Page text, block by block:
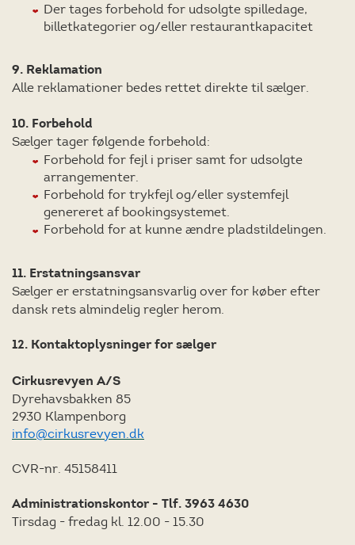
Der tages forbehold for udsolgte spilledage,
billetkategorier og/eller restaurantkapacitet
9. Reklamation
Alle reklamationer bedes rettet direkte til sælger.
10. Forbehold
Sælger tager følgende forbehold:
Forbehold for fejl i priser samt for udsolgte
arrangementer.
Forbehold for trykfejl og/eller systemfejl
genereret af bookingsystemet.
Forbehold for at kunne ændre pladstildelingen.
11. Erstatningsansvar
Sælger er erstatningsansvarlig over for køber efter
dansk rets almindelig regler herom.
12. Kontaktoplysninger for sælger
Cirkusrevyen A/S
Dyrehavsbakken 85
2930 Klampenborg
info@cirkusrevyen.dk
CVR-nr. 45158411
Administrationskontor - Tlf. 3963 4630
Tirsdag - fredag kl. 12.00 - 15.30